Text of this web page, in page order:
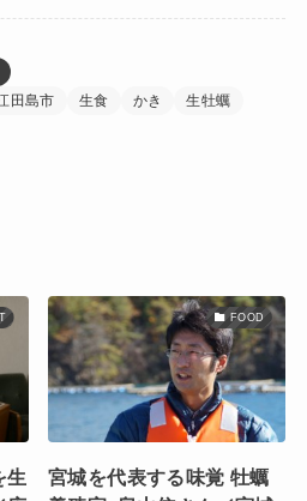
田島市 生食 かき
生牡蠣
生
FOOD
宮城を代表する味覚 牡蠣